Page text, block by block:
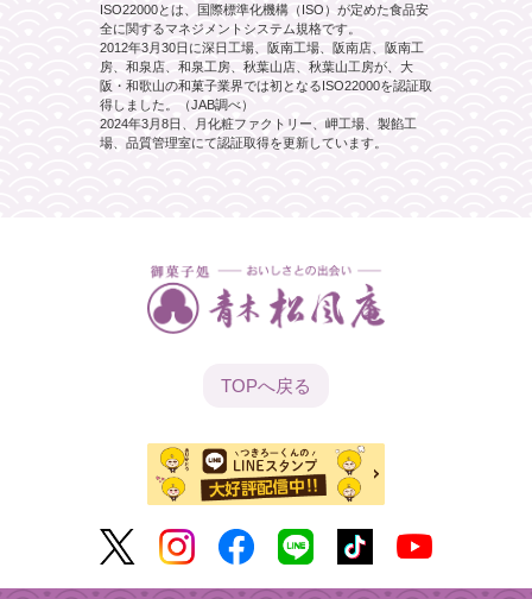
ISO22000とは、国際標準化機構（ISO）が定めた食品安
全に関するマネジメントシステム規格です。
2012年3月30日に深日工場、阪南工場、阪南店、阪南工
房、和泉店、和泉工房、秋葉山店、秋葉山工房が、大
阪・和歌山の和菓子業界では初となるISO22000を認証取
得しました。（JAB調べ）
2024年3月8日、月化粧ファクトリー、岬工場、製餡工
場、品質管理室にて認証取得を更新しています。
TOPへ戻る